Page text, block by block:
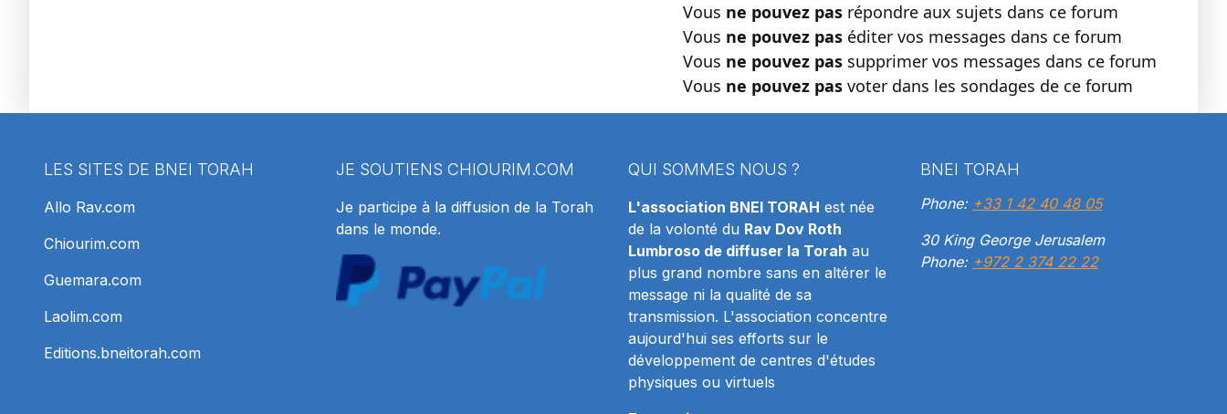
Vous ne pouvez pas répondre aux sujets dans ce forum
Vous ne pouvez pas éditer vos messages dans ce forum
Vous ne pouvez pas supprimer vos messages dans ce forum
Vous ne pouvez pas voter dans les sondages de ce forum
LES SITES DE BNEI TORAH
Allo Rav.com
Chiourim.com
Guemara.com
Laolim.com
Editions.bneitorah.com
JE SOUTIENS CHIOURIM.COM
Je participe à la diffusion de la Torah
dans le monde.
QUI SOMMES NOUS ?
L'association BNEI TORAH est née
de la volonté du Rav Dov Roth
Lumbroso de diffuser la Torah au
plus grand nombre sans en altérer le
message ni la qualité de sa
transmission. L'association concentre
aujourd'hui ses efforts sur le
développement de centres d'études
physiques ou virtuels
BNEI TORAH
Phone: +33 1 42 40 48 05
30 King George Jerusalem
Phone: +972 2 374 22 22